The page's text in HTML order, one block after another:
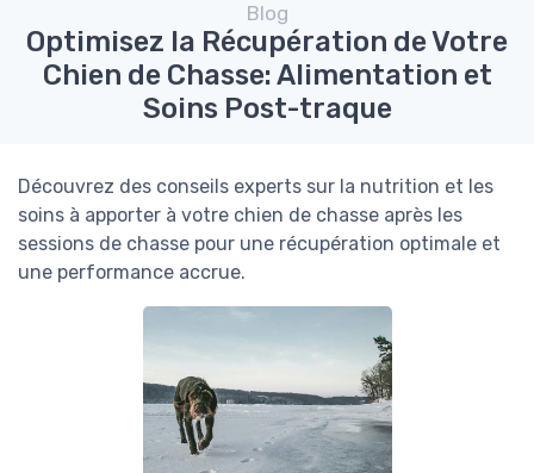
Blog
Optimisez la Récupération de Votre
Chien de Chasse: Alimentation et
Soins Post-traque
Découvrez des conseils experts sur la nutrition et les
soins à apporter à votre chien de chasse après les
sessions de chasse pour une récupération optimale et
une performance accrue.